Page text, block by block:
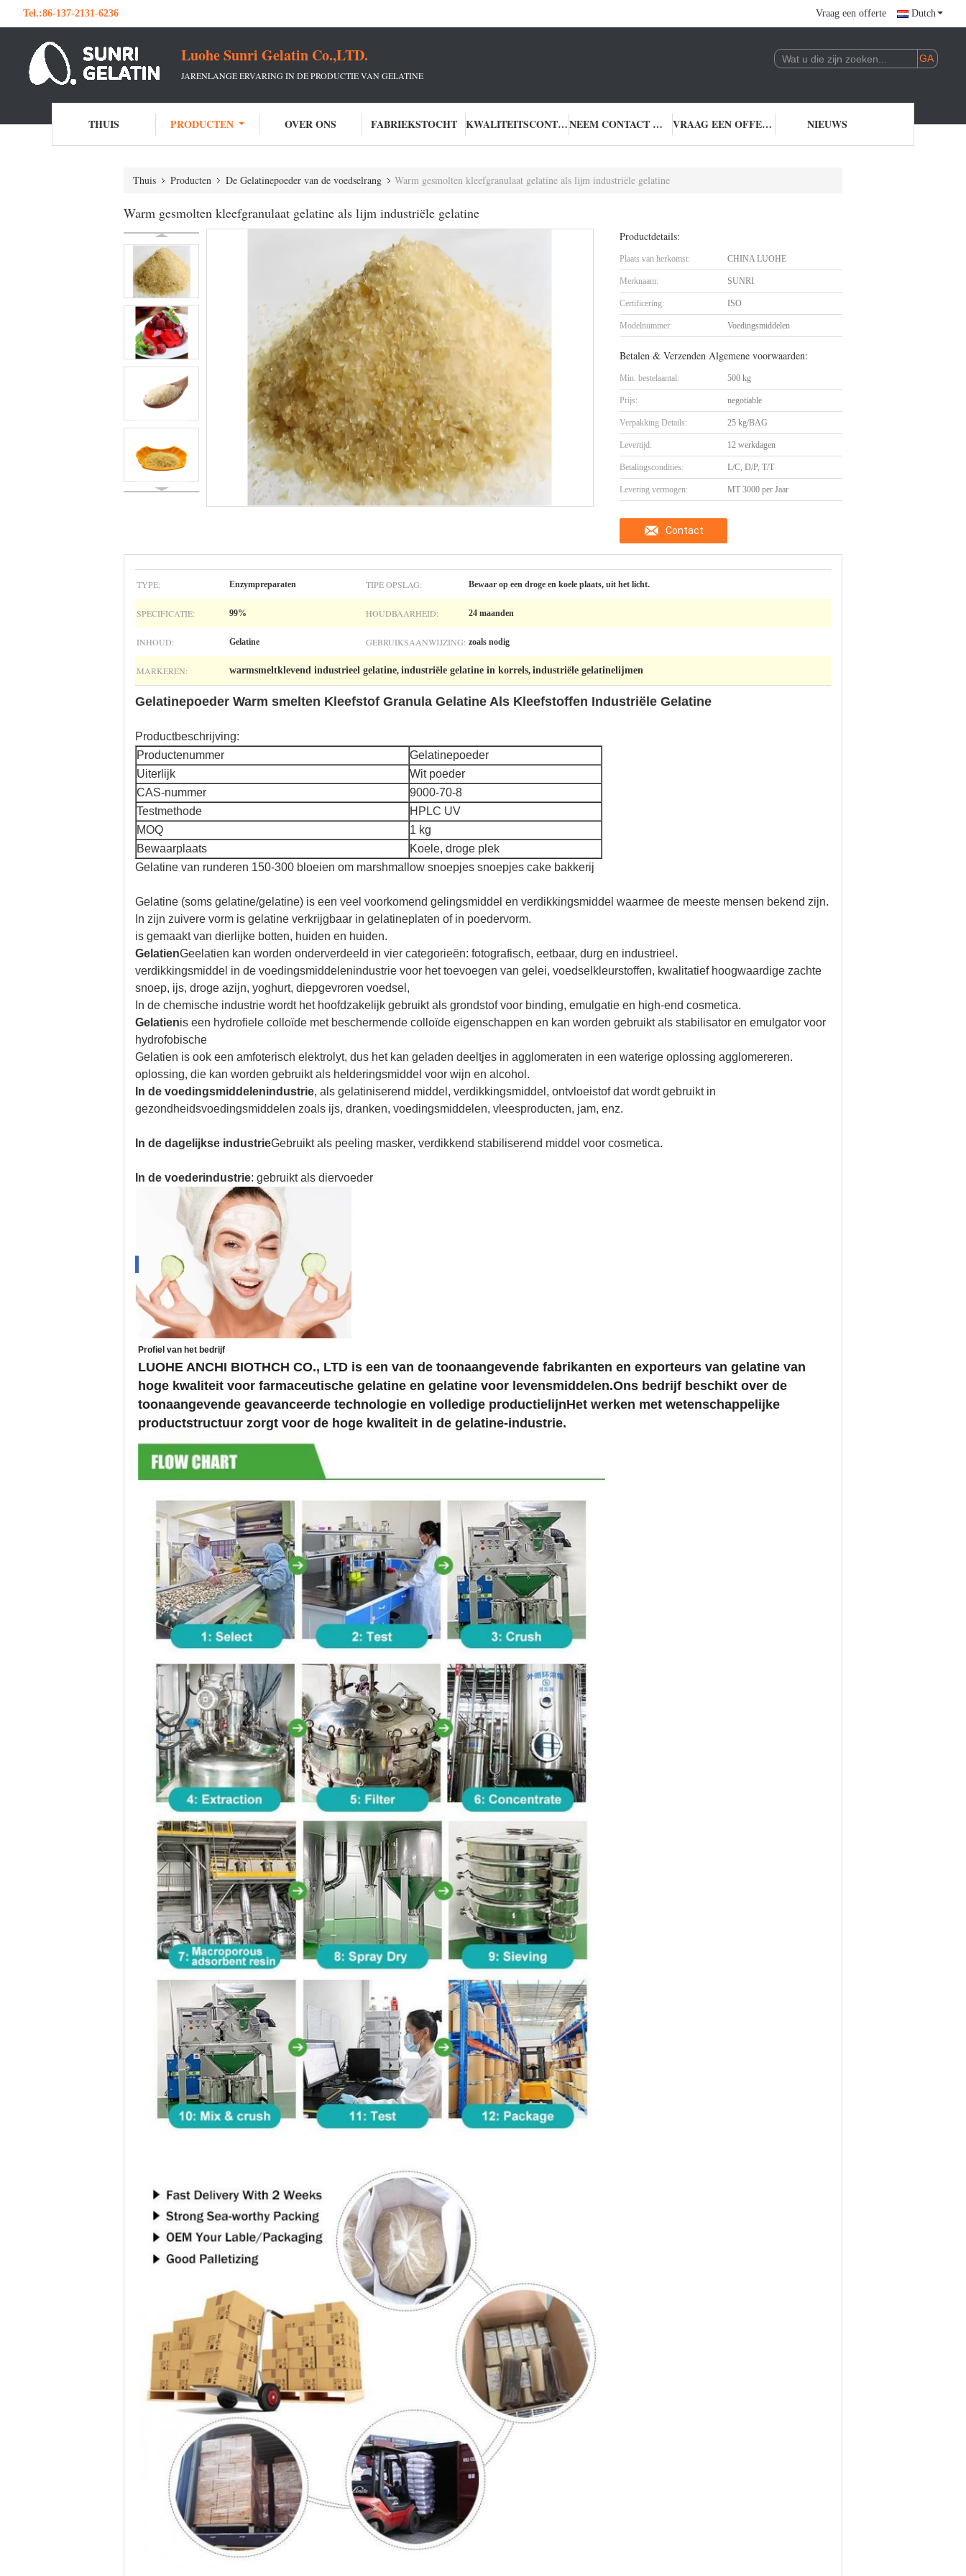
Tel.:86-137-2131-6236 Vraag een offerte Dutch
Luohe Sunri Gelatin Co.,LTD.
JARENLANGE ERVARING IN DE PRODUCTIE VAN GELATINE
THUIS PRODUCTEN OVER ONS FABRIEKSTOCHT KWALITEITSCONTROLE NEEM CONTACT MET ONS OP VRAAG EEN OFFERTE NIEUWS
Thuis Producten De Gelatinepoeder van de voedselrang Warm gesmolten kleefgranulaat gelatine als lijm industriële gelatine
Warm gesmolten kleefgranulaat gelatine als lijm industriële gelatine
Productdetails:
Plaats van herkomst: CHINA LUOHE
Merknaam: SUNRI
Certificering: ISO
Modelnummer: Voedingsmiddelen
Betalen & Verzenden Algemene voorwaarden:
Min. bestelaantal: 500 kg
Prijs: negotiable
Verpakking Details: 25 kg/BAG
Levertijd: 12 werkdagen
Betalingscondities: L/C, D/P, T/T
Levering vermogen: MT 3000 per Jaar
Contact
TYPE: Enzympreparaten TIPE OPSLAG: Bewaar op een droge en koele plaats, uit het licht.
SPECIFICATIE: 99% HOUDBAARHEID: 24 maanden
INHOUD: Gelatine GEBRUIKSAANWIJZING: zoals nodig
MARKEREN: warmsmeltklevend industrieel gelatine, industriële gelatine in korrels, industriële gelatinelijmen
Gelatinepoeder Warm smelten Kleefstof Granula Gelatine Als Kleefstoffen Industriële Gelatine
Productbeschrijving:
Productenummer
Gelatinepoeder
Uiterlijk
Wit poeder
CAS-nummer
9000-70-8
Testmethode
HPLC UV
MOQ
1 kg
Bewaarplaats
Koele, droge plek
Gelatine van runderen 150-300 bloeien om marshmallow snoepjes snoepjes cake bakkerij
Gelatine (soms gelatine/gelatine) is een veel voorkomend gelingsmiddel en verdikkingsmiddel waarmee de meeste mensen bekend zijn.
In zijn zuivere vorm is gelatine verkrijgbaar in gelatineplaten of in poedervorm.
is gemaakt van dierlijke botten, huiden en huiden.
GelatienGeelatien kan worden onderverdeeld in vier categorieën: fotografisch, eetbaar, durg en industrieel.
verdikkingsmiddel in de voedingsmiddelenindustrie voor het toevoegen van gelei, voedselkleurstoffen, kwalitatief hoogwaardige zachte
snoep, ijs, droge azijn, yoghurt, diepgevroren voedsel,
In de chemische industrie wordt het hoofdzakelijk gebruikt als grondstof voor binding, emulgatie en high-end cosmetica.
Gelatienis een hydrofiele colloïde met beschermende colloïde eigenschappen en kan worden gebruikt als stabilisator en emulgator voor
hydrofobische
Gelatien is ook een amfoterisch elektrolyt, dus het kan geladen deeltjes in agglomeraten in een waterige oplossing agglomereren.
oplossing, die kan worden gebruikt als helderingsmiddel voor wijn en alcohol.
In de voedingsmiddelenindustrie, als gelatiniserend middel, verdikkingsmiddel, ontvloeistof dat wordt gebruikt in
gezondheidsvoedingsmiddelen zoals ijs, dranken, voedingsmiddelen, vleesproducten, jam, enz.
In de dagelijkse industrieGebruikt als peeling masker, verdikkend stabiliserend middel voor cosmetica.
In de voederindustrie: gebruikt als diervoeder
Profiel van het bedrijf
LUOHE ANCHI BIOTHCH CO., LTD is een van de toonaangevende fabrikanten en exporteurs van gelatine van
hoge kwaliteit voor farmaceutische gelatine en gelatine voor levensmiddelen.Ons bedrijf beschikt over de
toonaangevende geavanceerde technologie en volledige productielijnHet werken met wetenschappelijke
productstructuur zorgt voor de hoge kwaliteit in de gelatine-industrie.